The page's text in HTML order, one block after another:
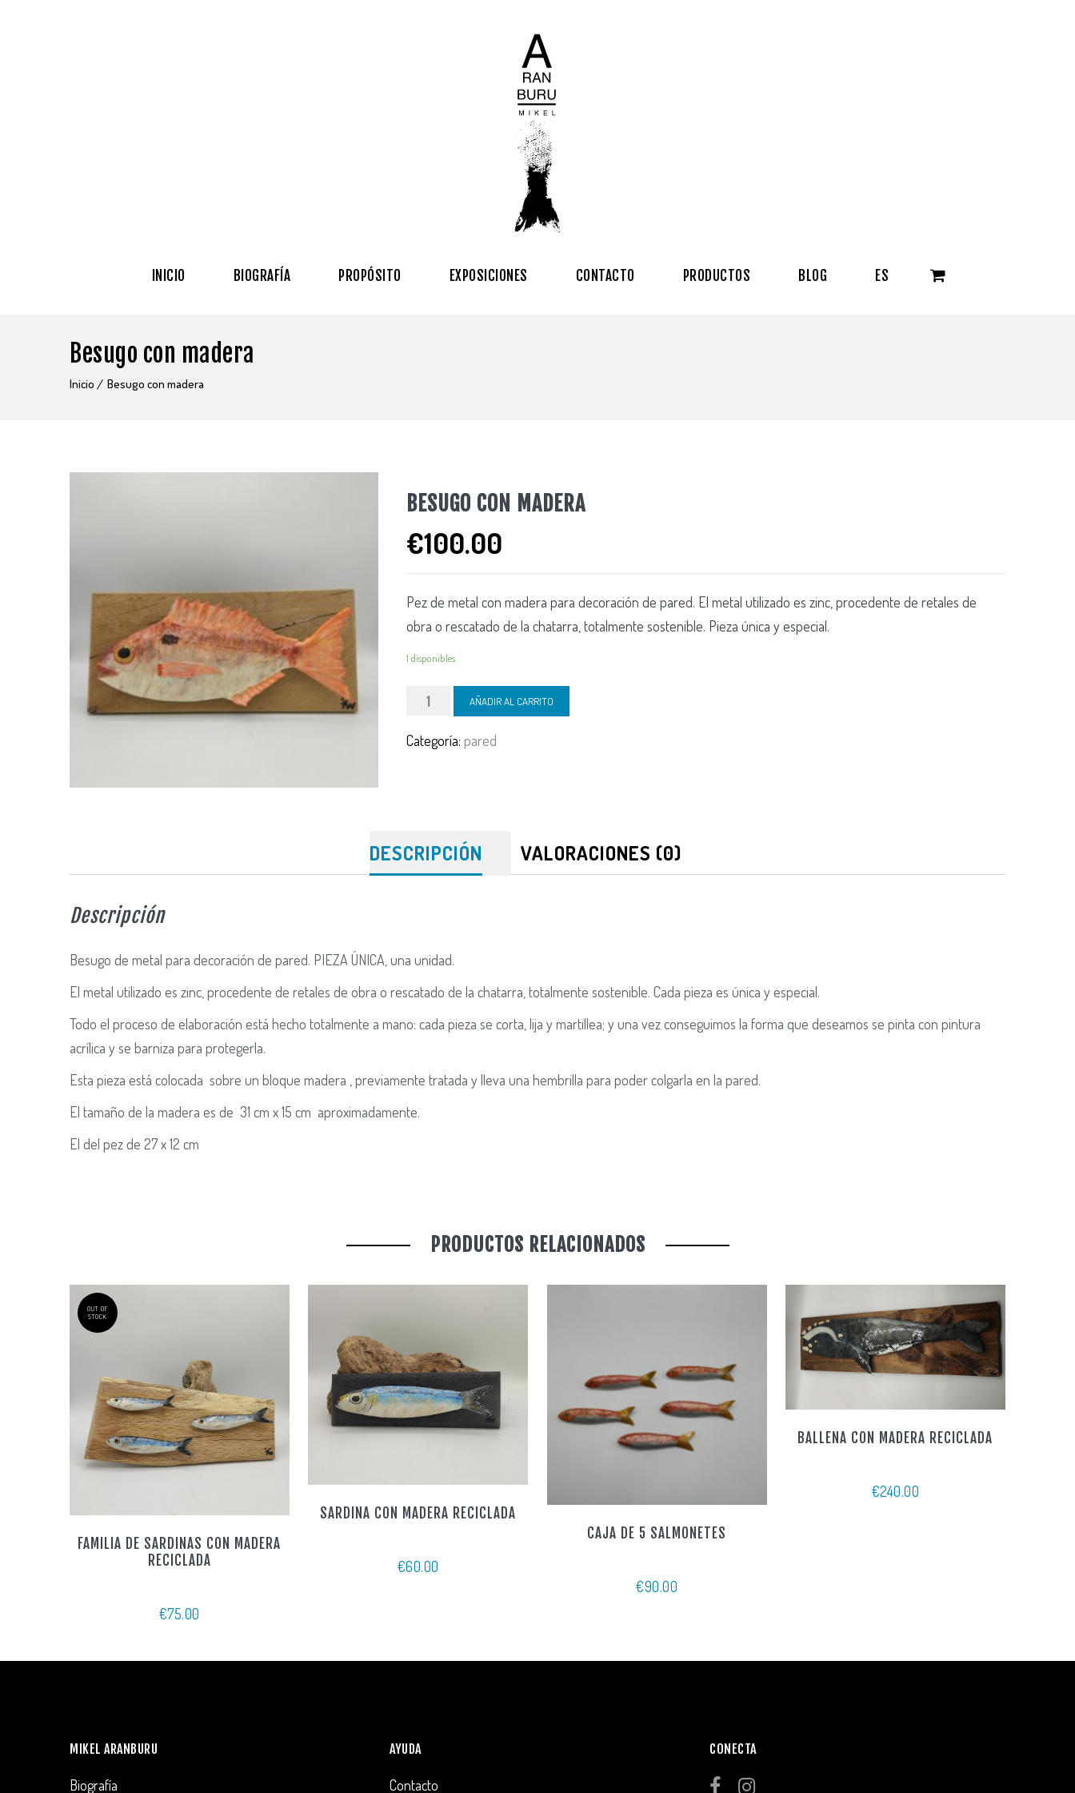
INICIO BIOGRAFÍA PROPÓSITO EXPOSICIONES CONTACTO PRODUCTOS BLOG ES
Besugo con madera
Inicio Besugo con madera
BESUGO CON MADERA
€100.00
Pez de metal con madera para decoración de pared. El metal utilizado es zinc, procedente de retales de
obra o rescatado de la chatarra, totalmente sostenible. Pieza única y especial.
1 disponibles
Besugo
madera
AÑADIR AL CARRITO
Categoría: pared
DESCRIPCIÓN VALORACIONES (0)
Descripción
Besugo de metal para decoración de pared. PIEZA ÚNICA, una unidad.
El metal utilizado es zinc, procedente de retales de obra o rescatado de la chatarra, totalmente sostenible. Cada pieza es única y especial.
Todo el proceso de elaboración está hecho totalmente a mano: cada pieza se corta, lija y martillea; y una vez conseguimos la forma que deseamos se pinta con pintura
acrílica y se barniza para protegerla.
Esta pieza está colocada sobre un bloque madera , previamente tratada y lleva una hembrilla para poder colgarla en la pared.
El tamaño de la madera es de 31 cm x 15 cm aproximadamente.
El del pez de 27 x 12 cm
PRODUCTOS RELACIONADOS
OUT OF
STOCK
FAMILIA DE SARDINAS CON MADERA
RECICLADA
€75.00
SARDINA CON MADERA RECICLADA
€60.00
CAJA DE 5 SALMONETES
€90.00
BALLENA CON MADERA RECICLADA
€240.00
MIKEL ARANBURU
Biografía
AYUDA
Contacto
CONECTA